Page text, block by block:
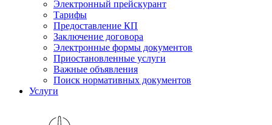
Электронный прейскурант
Тарифы
Предоставление КП
Заключение договора
Электронные формы документов
Приостановленные услуги
Важные объявления
Поиск нормативных документов
Услуги